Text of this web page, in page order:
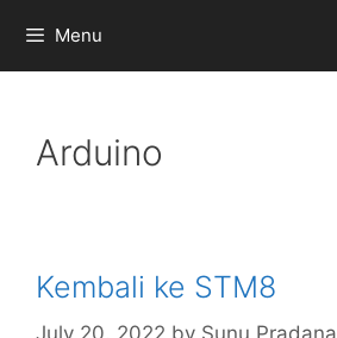
content
Menu
Arduino
Kembali ke STM8
July 20, 2022 by Sunu Pradana